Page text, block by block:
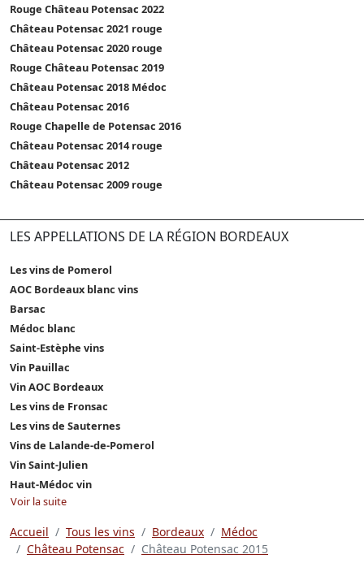
Rouge Château Potensac 2022
Château Potensac 2021 rouge
Château Potensac 2020 rouge
Rouge Château Potensac 2019
Château Potensac 2018 Médoc
Château Potensac 2016
Rouge Chapelle de Potensac 2016
Château Potensac 2014 rouge
Château Potensac 2012
Château Potensac 2009 rouge
LES APPELLATIONS DE LA RÉGION BORDEAUX
Les vins de Pomerol
AOC Bordeaux blanc vins
Barsac
Médoc blanc
Saint-Estèphe vins
Vin Pauillac
Vin AOC Bordeaux
Les vins de Fronsac
Les vins de Sauternes
Vins de Lalande-de-Pomerol
Vin Saint-Julien
Haut-Médoc vin
Voir la suite
Accueil Tous les vins Bordeaux
Médoc
Château Potensac
Château Potensac 2015